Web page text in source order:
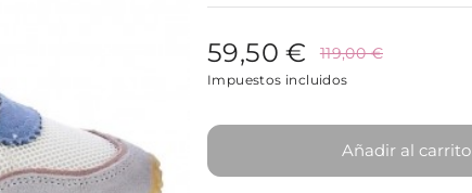
59,50 € 119,00 €
Impuestos incluidos
Añadir al carrito